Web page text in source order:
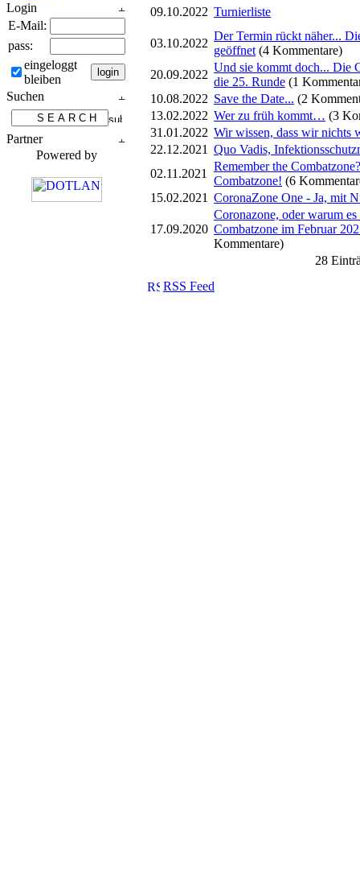
Login
E-Mail:
pass:
eingeloggt
bleiben
Suchen
Partner
Powered by
09.10.2022 Turnierliste
03.10.2022
Der Termin rückt näher...
geöffnet (4 Kommentare)
20.09.2022
Und sie kommt doch... Die
die 25. Runde (1
10.08.2022 Save the Date... (2
13.02.2022 Wer zu früh kommt… (3
31.01.2022 Wir wissen, dass wir nichts
22.12.2021 Quo Vadis,
02.11.2021
Remember the
Combatzone! (6
15.02.2021 CoronaZone One - Ja, mit
17.09.2020
Coronazone, oder warum
Combatzone im Februar
Kommentare)
28
RSS Feed